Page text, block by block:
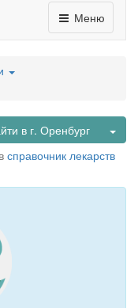
Меню
в г. Оренбург
справочник лекарств